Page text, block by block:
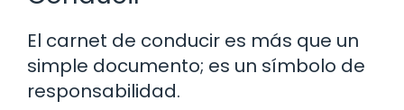
El carnet de conducir es más que un
simple documento; es un símbolo de
responsabilidad.